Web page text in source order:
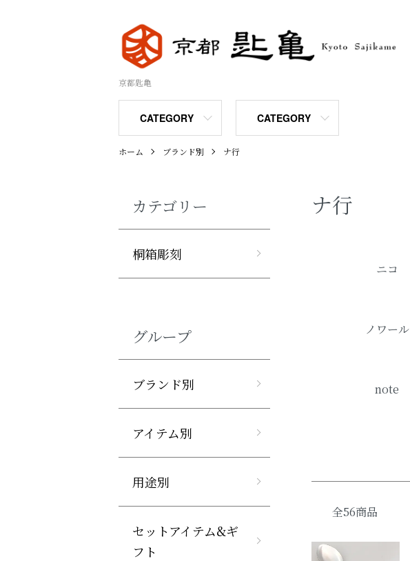
京都匙亀
CATEGORY CATEGORY
ホーム ブランド別 ナ行
ナ行
ニコ
ノワール
note
全56商品
カテゴリー
桐箱彫刻
グループ
ブランド別
アイテム別
用途別
セットアイテム&ギ
フト